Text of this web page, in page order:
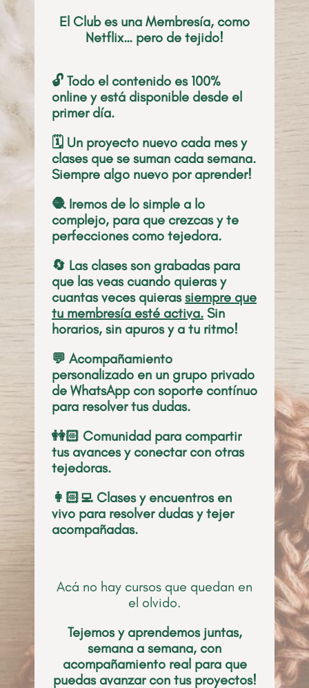
El Club es una Membresía, como
Netflix… pero de tejido!
🔓 Todo el contenido es 100%
online y está disponible desde el
primer día.
🗓️ Un proyecto nuevo cada mes y
clases que se suman cada semana.
Siempre algo nuevo por aprender!
🧶 Iremos de lo simple a lo
complejo, para que crezcas y te
perfecciones como tejedora.
🔄 Las clases son grabadas para
que las veas cuando quieras y
cuantas veces quierassiempre que
tu membresía esté activa. Sin
horarios, sin apuros y a tu ritmo!
💬 Acompañamiento
personalizado en un grupo privado
de WhatsApp con soporte contínuo
para resolver tus dudas.
👭🏻 Comunidad para compartir
tus avances y conectar con otras
tejedoras.
👩🏻‍💻 Clases y encuentros en
vivo para resolver dudas y tejer
acompañadas.
Acá no hay cursos que quedan en
el olvido.
Tejemos y aprendemos juntas,
semana a semana, con
acompañamiento real para que
puedas avanzar con tus proyectos!